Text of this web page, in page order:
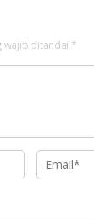
wajib ditandai *